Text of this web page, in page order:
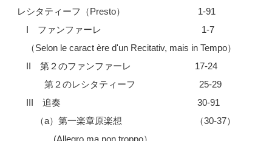
レシタティーフ（Presto） 1-91
I ファンファーレ 1-7
（Selon le caract ère d'un Recitativ, mais in Tempo）
II 第２のファンファーレ 17-24
第２のレシタティーフ 25-29
III 追奏 30-91
（a）第一楽章原楽想 （30-37）